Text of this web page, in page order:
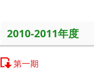
2010-2011年度
第一期